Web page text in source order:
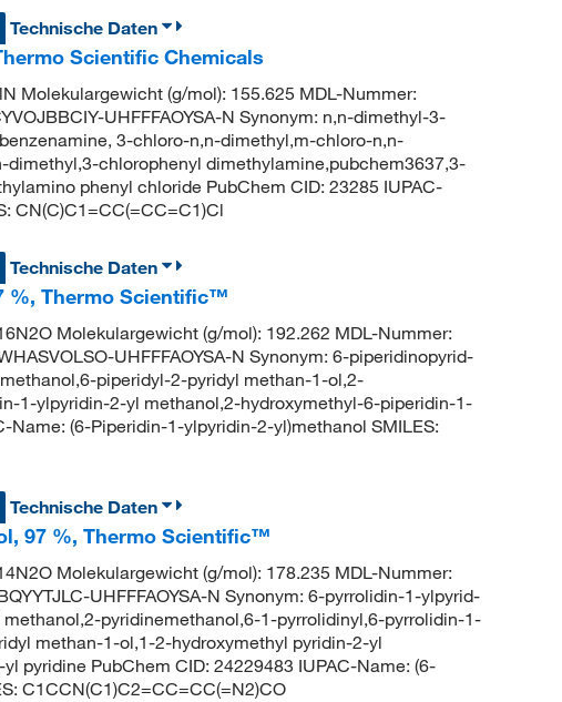
Technische Daten
Scientific Chemicals
Molekulargewicht (g/mol): 155.625 MDL-Nummer:
UHFFFAOYSA-N Synonym: n,n-dimethyl-3-
3-chloro-n,n-dimethyl,m-chloro-n,n-
chlorophenyl dimethylamine,pubchem3637,3-
phenyl chloride PubChem CID: 23285 IUPAC-
CN(C)C1=CC(=CC=C1)Cl
Technische Daten
%, Thermo Scientific™
Molekulargewicht (g/mol): 192.262 MDL-Nummer:
UHFFFAOYSA-N Synonym: 6-piperidinopyrid-
piperidyl-2-pyridyl methan-1-ol,2-
1-ylpyridin-2-yl methanol,2-hydroxymethyl-6-piperidin-1-
Name: (6-Piperidin-1-ylpyridin-2-yl)methanol SMILES:
Technische Daten
97 %, Thermo Scientific™
Molekulargewicht (g/mol): 178.235 MDL-Nummer:
UHFFFAOYSA-N Synonym: 6-pyrrolidin-1-ylpyrid-
pyridinemethanol,6-1-pyrrolidinyl,6-pyrrolidin-1-
methan-1-ol,1-2-hydroxymethyl pyridin-2-yl
pyridine PubChem CID: 24229483 IUPAC-Name: (6-
C1CCN(C1)C2=CC=CC(=N2)CO